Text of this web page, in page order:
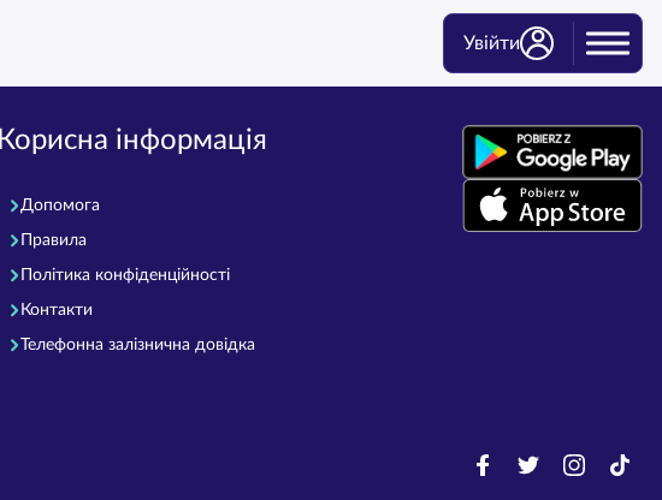
Увійти
Корисна інформація
Допомога
Правила
Політика конфіденційності
Контакти
Телефонна залізнична довідка